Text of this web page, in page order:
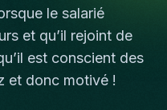
le salarié
et qu’il rejoint de
est conscient des
et donc motivé !